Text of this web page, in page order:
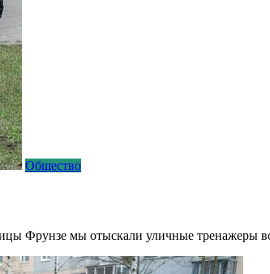
Общество
Фрунзе мы отыскали уличные тренажеры